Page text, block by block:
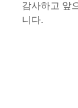
감사하고 앞
니다.